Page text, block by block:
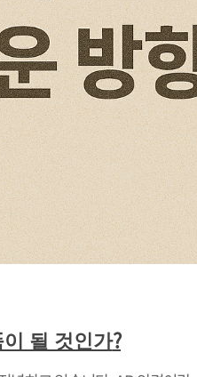
될 것인가?